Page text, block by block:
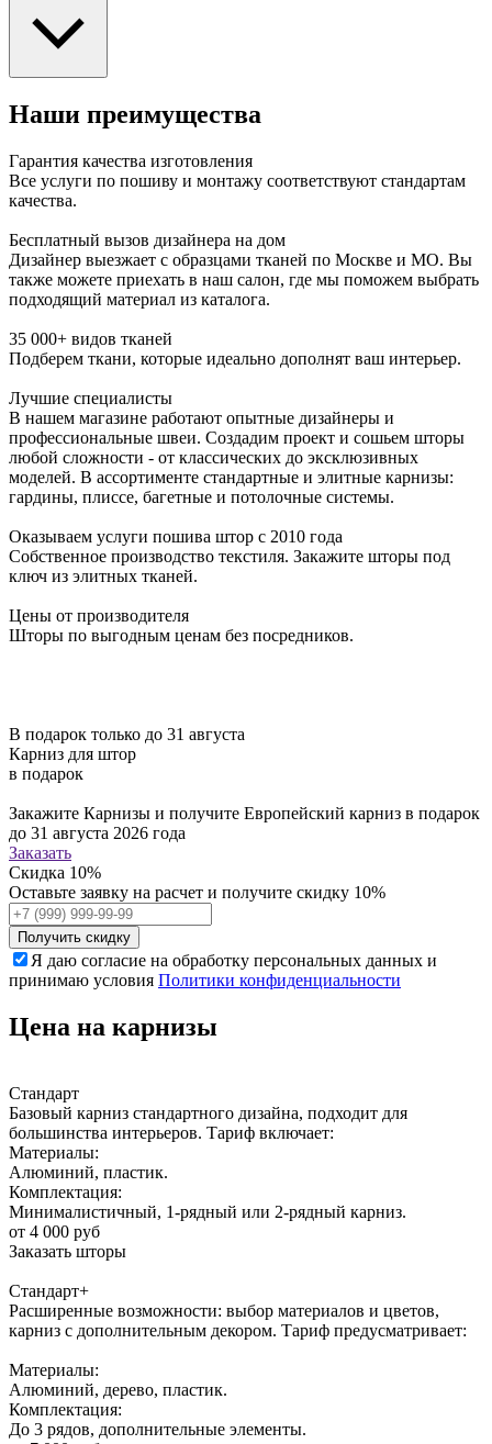
Наши преимущества
Гарантия качества изготовления
Все услуги по пошиву и монтажу соответствуют стандартам
качества.
Бесплатный вызов дизайнера на дом
Дизайнер выезжает с образцами тканей по Москве и МО. Вы
также можете приехать в наш салон, где мы поможем выбрать
подходящий материал из каталога.
35 000+ видов тканей
Подберем ткани, которые идеально дополнят ваш интерьер.
Лучшие специалисты
В нашем магазине работают опытные дизайнеры и
профессиональные швеи. Создадим проект и сошьем шторы
любой сложности - от классических до эксклюзивных
моделей. В ассортименте стандартные и элитные карнизы:
гардины, плиссе, багетные и потолочные системы.
Оказываем услуги пошива штор с 2010 года
Собственное производство текстиля. Закажите шторы под
ключ из элитных тканей.
Цены от производителя
Шторы по выгодным ценам без посредников.
В подарок только до 31 августа
Карниз для штор
в подарок
Закажите Карнизы и получите Европейский карниз в подарок
до 31 августа 2026 года
Заказать
Скидка 10%
Оставьте заявку на расчет и получите скидку 10%
Получить скидку
Я даю согласие на обработку персональных данных и
принимаю условия Политики конфиденциальности
Цена на карнизы
Стандарт
Базовый карниз стандартного дизайна, подходит для
большинства интерьеров. Тариф включает:
Материалы:
Алюминий, пластик.
Комплектация:
Минималистичный, 1-рядный или 2-рядный карниз.
от 4 000 руб
Заказать шторы
Стандарт+
Расширенные возможности: выбор материалов и цветов,
карниз с дополнительным декором. Тариф предусматривает:
Материалы:
Алюминий, дерево, пластик.
Комплектация:
До 3 рядов, дополнительные элементы.